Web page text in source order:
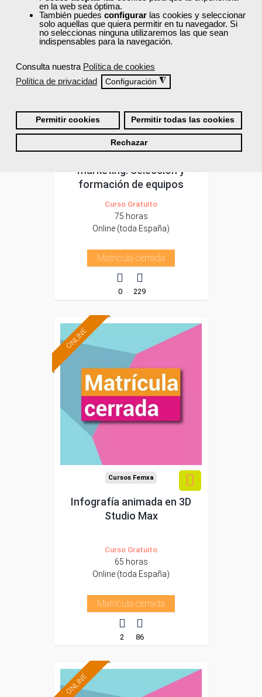
en la web sea óptima.
También puedes configurar las cookies y seleccionar
solo aquellas que quiera permitir en tu navegador. Si
no seleccionas ninguna utilizaremos las que sean
indispensables para la navegación.
Consulta nuestra Política de cookies
Política de privacidad
Configuración ◮
Permitir cookies Permitir todas las cookies
Rechazar
Cursos Femxa
marketing. Selección y
formación de equipos
Curso Gratuito
75 horas
Online (toda España)
Matrícula cerrada
0 229
ONLINE
Cursos Femxa
Infografía animada en 3D
Studio Max
Curso Gratuito
65 horas
Online (toda España)
Matrícula cerrada
2 86
ONLINE